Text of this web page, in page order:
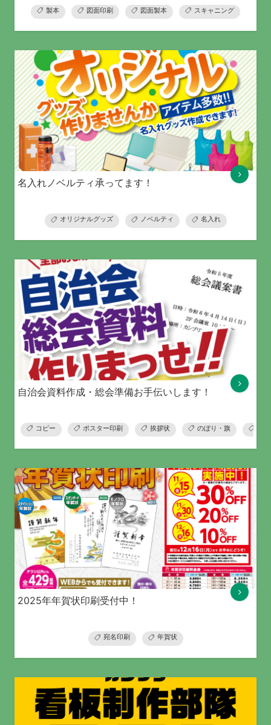
製本 図面印刷 図面製本 スキャニング
名入れノベルティ承ってます！
オリジナルグッズ ノベルティ 名入れ
自治会資料作成・総会準備お手伝いします！
コピー ポスター印刷 挨拶状 のぼり・旗
2025年年賀状印刷受付中！
宛名印刷 年賀状